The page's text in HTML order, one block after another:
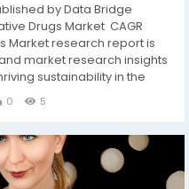
by Data Bridge
Drugs Market CAGR
Market research report is
market research insights
sustainability in the
research report
market structure along
0 5